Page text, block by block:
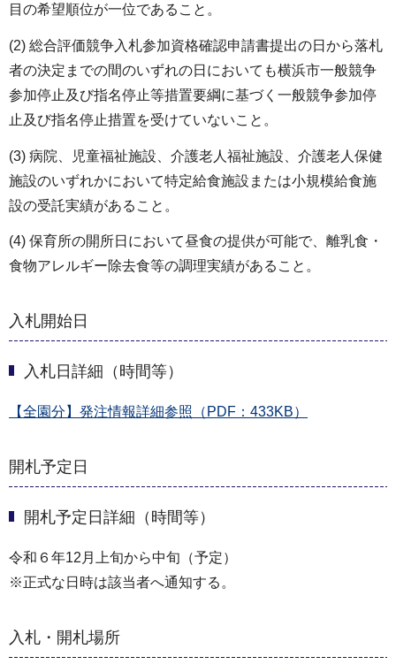
目の希望順位が一位であること。
(2) 総合評価競争入札参加資格確認申請書提出の日から落札
者の決定までの間のいずれの日においても横浜市一般競争
参加停止及び指名停止等措置要綱に基づく一般競争参加停
止及び指名停止措置を受けていないこと。
(3) 病院、児童福祉施設、介護老人福祉施設、介護老人保健
施設のいずれかにおいて特定給食施設または小規模給食施
設の受託実績があること。
(4) 保育所の開所日において昼食の提供が可能で、離乳食・
食物アレルギー除去食等の調理実績があること。
入札開始日
入札日詳細（時間等）
【全園分】発注情報詳細参照（PDF：433KB）
開札予定日
開札予定日詳細（時間等）
令和６年12月上旬から中旬（予定）
※正式な日時は該当者へ通知する。
入札・開札場所